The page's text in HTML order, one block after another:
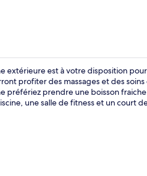
extérieure est à votre disposition
profiter des massages et des
préfériez prendre une boisson
une salle de fitness et un court